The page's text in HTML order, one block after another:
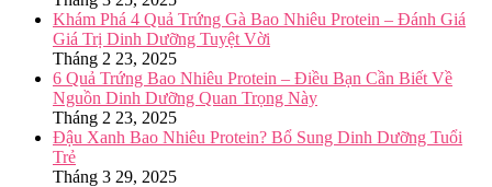
Khám Phá 4 Quả Trứng Gà Bao Nhiêu Protein – Đánh Giá
Giá Trị Dinh Dưỡng Tuyệt Vời
Tháng 2 23, 2025
6 Quả Trứng Bao Nhiêu Protein – Điều Bạn Cần Biết Về
Nguồn Dinh Dưỡng Quan Trọng Này
Tháng 2 23, 2025
Đậu Xanh Bao Nhiêu Protein? Bổ Sung Dinh Dưỡng Tuổi
Trẻ
Tháng 3 29, 2025